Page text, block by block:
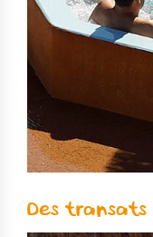
Des